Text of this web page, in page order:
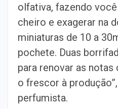
olfativa, fazendo
cheiro e exagerar na
miniaturas de 10 a
pochete. Duas
para renovar as
o frescor à
perfumista.